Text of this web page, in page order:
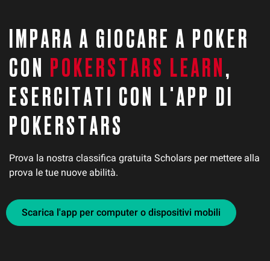
IMPARA A GIOCARE A POKER
CON POKERSTARS LEARN ,
ESERCITATI CON L'APP DI
POKERSTARS
Prova la nostra classifica gratuita Scholars per mettere alla
prova le tue nuove abilità.
Scarica l'app per computer o dispositivi mobili